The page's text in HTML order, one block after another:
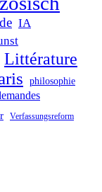
IA
Littérature
philosophie
Verfassungsreform